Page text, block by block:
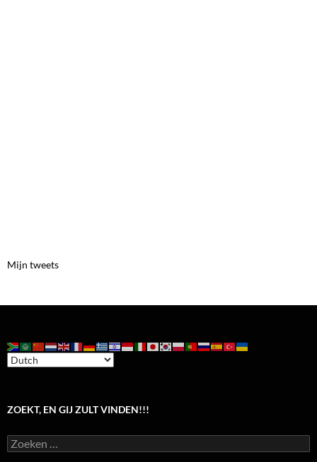
Mijn tweets
ZOEKT, EN GIJ ZULT VINDEN!!!
Zoeken
naar: